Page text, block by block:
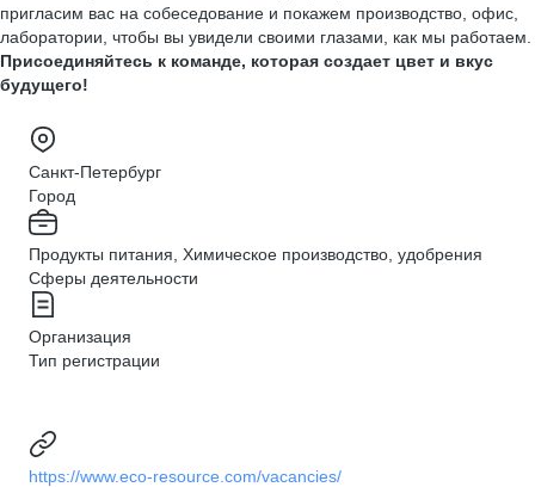
пригласим вас на собеседование и покажем производство, офис,
лаборатории, чтобы вы увидели своими глазами, как мы работаем.
Присоединяйтесь к команде, которая создает цвет и вкус
будущего!
Санкт-Петербург
Город
Продукты питания, Химическое производство, удобрения
Сферы деятельности
Организация
Тип регистрации
https://www.eco-resource.com/vacancies/